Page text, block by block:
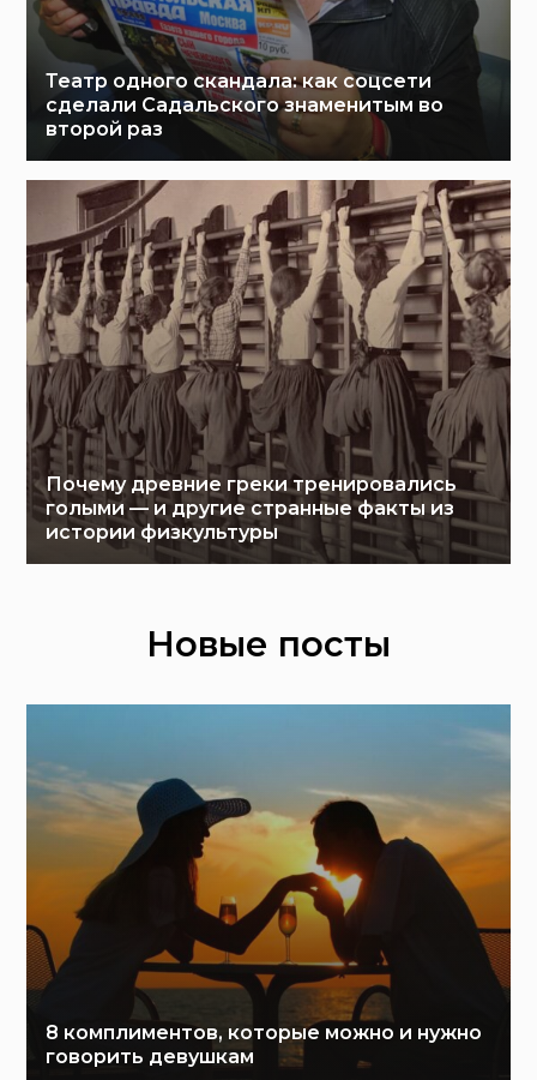
Театр одного скандала: как соцсети
сделали Садальского знаменитым во
второй раз
Почему древние греки тренировались
голыми — и другие странные факты из
истории физкультуры
Новые посты
8 комплиментов, которые можно и нужно
говорить девушкам